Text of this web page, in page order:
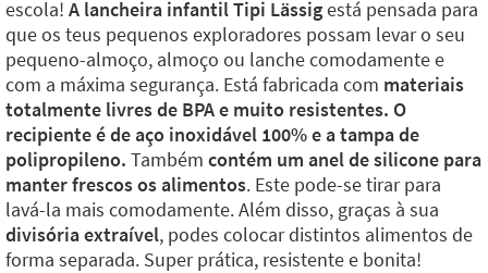
escola! A lancheira infantil Tipi Lässigestá pensada para
que os teus pequenos exploradores possam levar o seu
pequeno-almoço, almoço ou lanche comodamente e
com a máxima segurança. Está fabricada com materiais
totalmente livres de BPA e muito resistentes. O
recipiente é de aço inoxidável 100% e a tampa de
polipropileno. Também contém um anel de silicone para
manter frescos os alimentos. Este pode-se tirar para
lavá-la mais comodamente. Além disso, graças à sua
divisória extraível, podes colocar distintos alimentos de
forma separada. Super prática, resistente e bonita!